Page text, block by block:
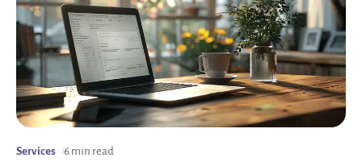
Services 6 min read